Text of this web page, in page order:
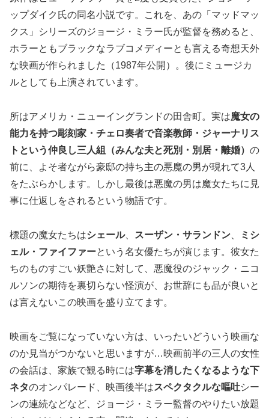
ップダイク氏の同名小説です。これを、あの「マッドマッ
クス」シリーズのジョージ・ミラー氏が監督を務めると、
ホラーともブラックなラブコメディーとも言える奇想天外
な映画が作られました（1987年公開）。後にミュージカ
ルとしても上演されています。
所はアメリカ・ニューイングランドの田舎町。実は魔女の
能力を持つ彫刻家・チェロ奏者で音楽教師・ジャーナリス
トという仲良し三人組（みんな夫と死別・別居・離婚） の
前に、よそ者ながら豪邸の持ち主の悪魔の男が現れて3人
をたぶらかします。しかし最後は悪魔の男は魔女たちに見
事に仕返しをされるという物語です。
標題の魔女たちはシェール、 スーザン・サランドン
ミシ
ェル・ファイファーという名女優たちが演じます。彼女た
ちのものすごい妖艶さに対して、悪魔役のジャック・ニコ
ルソンの期待を裏切らない怪演が、お世辞にも品が良いと
は言えないこの映画を盛り立てます。
映画をご覧になっていない方は、いったいどういう映画な
のか見当がつかないと思いますが…映画前半の三人の女性
の会話は、家族で観る時には字幕を消したくなるような下
ネタのオンパレード、映画後半はスペクタクルな嘔吐シー
ンの連続などなど、ジョージ・ミラー監督のやりたい放題